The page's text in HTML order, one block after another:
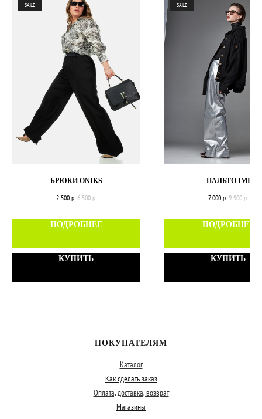
SALE
БРЮКИ ONIKS
2 500 р. 6 500 р.
ПОДРОБНЕЕ
КУПИТЬ
SALE
ПАЛЬТО IMI
7 000 р. 9 900 р.
ПОДРОБНЕЕ
КУПИТЬ
ПОКУПАТЕЛЯМ
Каталог
Как сделать заказ
Оплата, доставка, возврат
Магазины